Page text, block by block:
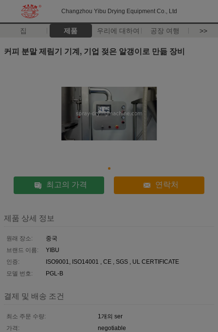
Changzhou Yibu Drying Equipment Co., Ltd
집 제품 우리에 대하여 공장 여행 >>
커피 분말 제림기 기계, 기업 젖은 알갱이로 만듦 장비
최고의 가격 연락처
제품 상세 정보
원래 장소:
중국
브랜드 이름:
YIBU
인증:
ISO9001, ISO14001 , CE , SGS , UL CERTIFICATE
모델 번호:
PGL-B
결제 및 배송 조건
최소 주문 수량:
1개의 ser
가격:
negotiable